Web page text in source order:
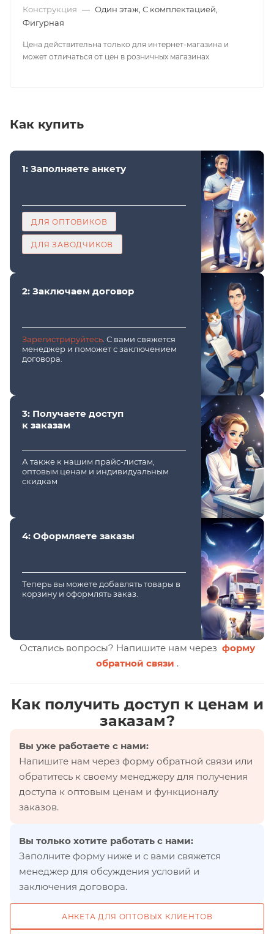
Конструкция — Один этаж, С комплектацией,
Фигурная
Цена действительна только для интернет-магазина и
может отличаться от цен в розничных магазинах
Как купить
1: Заполняете анкету
ДЛЯ ОПТОВИКОВ
ДЛЯ ЗАВОДЧИКОВ
2: Заключаем договор
Зарегистрируйтесь . С вами свяжется
менеджер и поможет с заключением
договора.
3: Получаете доступ
к заказам
А также к нашим прайс-листам,
оптовым ценам и индивидуальным
скидкам
4: Оформляете заказы
Теперь вы можете добавлять товары в
корзину и оформлять заказ.
Остались вопросы? Напишите нам через форму
обратной связи .
Как получить доступ к ценам и
заказам?
Вы уже работаете с нами:
Напишите нам через форму обратной связи или
обратитесь к своему менеджеру для получения
доступа к оптовым ценам и функционалу
заказов.
Вы только хотите работать с нами:
Заполните форму ниже и с вами свяжется
менеджер для обсуждения условий и
заключения договора.
АНКЕТА ДЛЯ ОПТОВЫХ КЛИЕНТОВ